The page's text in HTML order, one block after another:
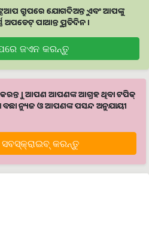
ଗ୍ରୁପରେ ଯୋଗଦିଅନ୍ତୁ ଏବଂ ଆପଙ୍କୁ
ପାଆନ୍ତୁ ପ୍ରତିଦିନ ।
ଜଏନ କରନ୍ତୁ
। ଆପଣ ଆପଣଙ୍କ ଆଗ୍ରହ ଥିବା ଟପିକ୍‌
ନ୍ୟୁଜ ଓ ଆପଣଙ୍କ ପସନ୍ଦ ଅନୁଯାୟୀ
କରନ୍ତୁ